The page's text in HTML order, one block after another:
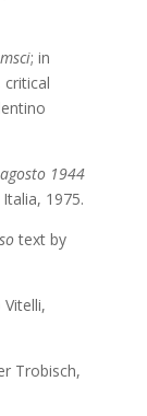
; in
critical
1944
1975.
text by
Trobisch,